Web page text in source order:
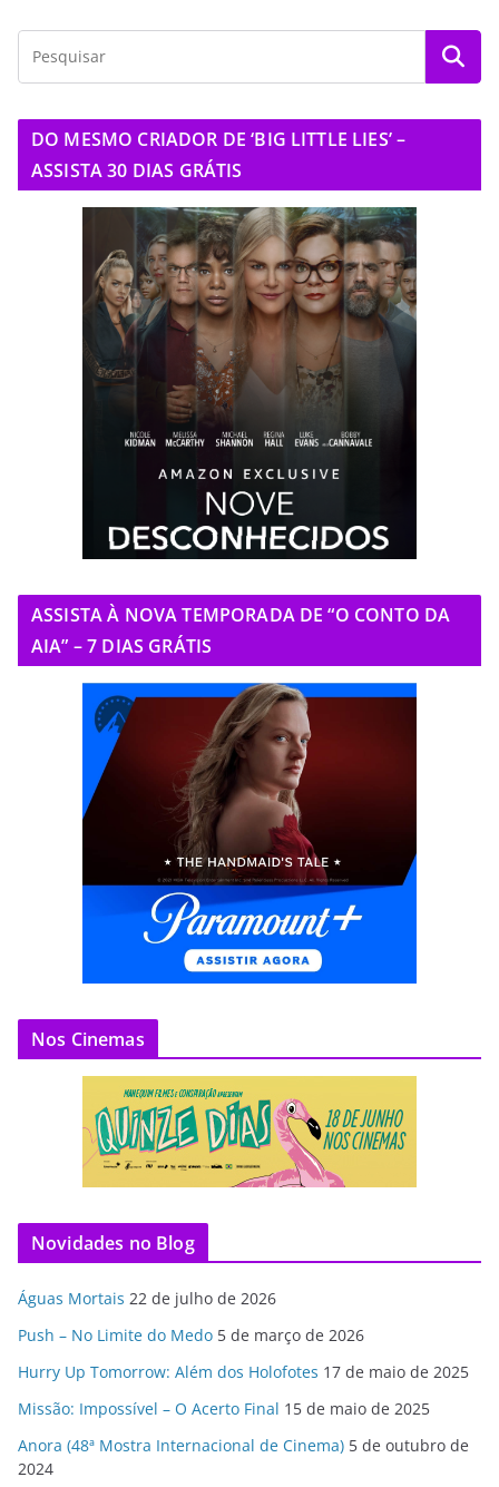
DO MESMO CRIADOR DE ‘BIG LITTLE LIES’ –
ASSISTA 30 DIAS GRÁTIS
ASSISTA À NOVA TEMPORADA DE “O CONTO DA
AIA” – 7 DIAS GRÁTIS
Nos Cinemas
Novidades no Blog
Águas Mortais 22 de julho de 2026
Push – No Limite do Medo 5 de março de 2026
Hurry Up Tomorrow: Além dos Holofotes 17 de maio de 2025
Missão: Impossível – O Acerto Final 15 de maio de 2025
Anora (48ª Mostra Internacional de Cinema) 5 de outubro de
2024